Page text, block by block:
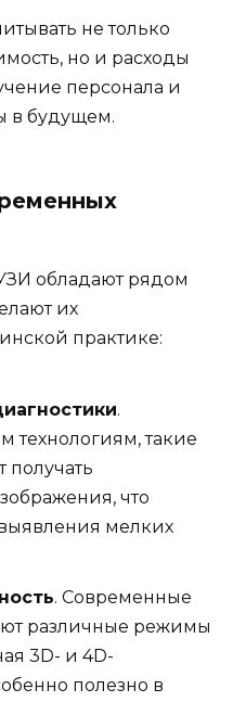
не только
но и расходы
персонала и
в будущем.
обладают рядом
их
практике:
.
технологиям, такие
получать
что
мелких
. Современные
различные режимы
3D- и 4D-
полезно в